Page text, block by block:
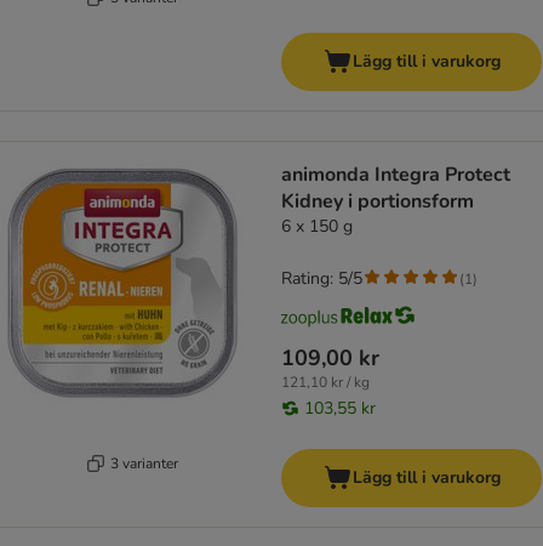
Lägg till i varukorg
3 varianter
animonda Integra Protect
Kidney i portionsform
6 x 150 g
109,00 kr
121,10 kr / kg
103,55 kr
Rating: 5/5 (1)
Lägg till i varukorg